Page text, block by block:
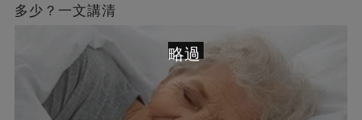
多少？一文講清
略過